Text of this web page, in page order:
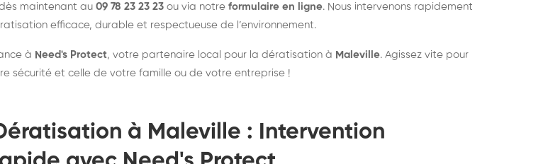
maintenant au 09 78 23 23 23 ou via notre formulaire en ligne. Nous intervenons rapidement
efficace, durable et respectueuse de l’environnement.
à Need's Protect, votre partenaire local pour la dératisation à Maleville. Agissez vite pour
sécurité et celle de votre famille ou de votre entreprise !
à Maleville : Intervention